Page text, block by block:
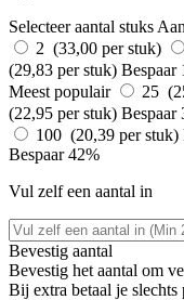
Selecteer aantal stuks
2 (33,00 per stuk)
(29,83 per stuk) Bespaar
Meest populair
25
(22,95 per stuk) Bespaar
100 (20,39 per stuk)
Bespaar 42%
Vul zelf een aantal in
Bevestig aantal
Bevestig het aantal om
Bij extra betaal je slechts